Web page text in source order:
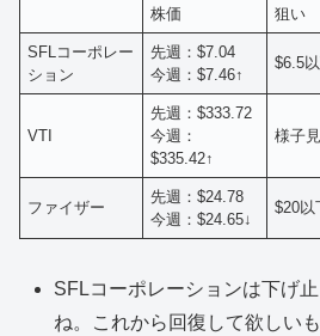
株価 狙い
SFLコーポレー
ション
先週：$7.04
今週：$7.46↑
$6.5
VTI
先週：$333.72
今週：
$335.42↑
様子見
ファイザー
先週：$24.78
今週：$24.65↓
$20以
SFLコーポレーションは下げ
ね。これから回復して欲しいも